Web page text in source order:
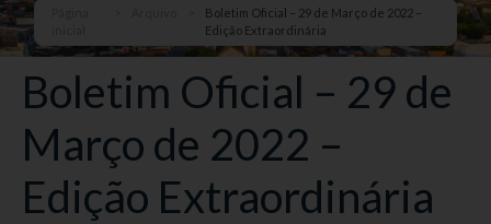
Boletim Oficial – 29 de Março de 2022 –
Edição Extraordinária
Boletim Oficial – 29 de
Março de 2022 –
Edição Extraordinária